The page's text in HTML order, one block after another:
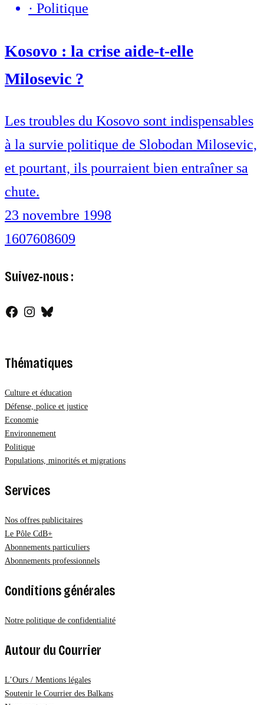
· Politique
Kosovo : la crise aide-t-elle
Milosevic ?
Les troubles du Kosovo sont indispensables
à la survie politique de Slobodan Milosevic,
et pourtant, ils pourraient bien entraîner sa
chute.
23 novembre 1998
1607608609
Suivez-nous :
Facebook
Instagram
Bluesky
Thématiques
Culture et éducation
Défense, police et justice
Economie
Environnement
Politique
Populations, minorités et migrations
Services
Nos offres publicitaires
Le Pôle CdB+
Abonnements particuliers
Abonnements professionnels
Conditions générales
Notre politique de confidentialité
Autour du Courrier
L’Ours / Mentions légales
Soutenir le Courrier des Balkans